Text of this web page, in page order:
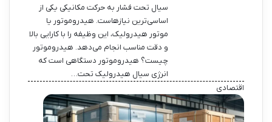
سیال تحت فشار به حرکت مکانیکی یکی از
اساسی‌ترین نیازهاست. هیدروموتور یا
موتور هیدرولیک، این وظیفه را با کارایی بالا
و دقت مناسب انجام می‌دهد. هیدروموتور
چیست؟ هیدروموتور دستگاهی است که
انرژی سیال هیدرولیک تحت…
اقتصادی